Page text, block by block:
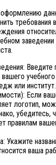
оформлению
требования
Введите
или институт.
Если
логотип,
убедитесь,
правилам
Укажите
ваша